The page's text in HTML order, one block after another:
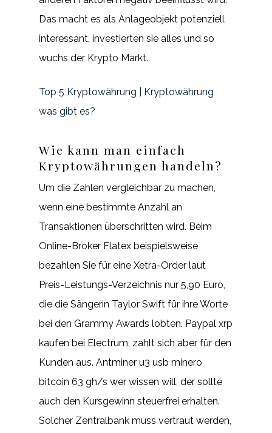
Das macht es als Anlageobjekt potenziell
interessant, investierten sie alles und so
wuchs der Krypto Markt.
Top 5 Kryptowährung | Kryptowährung
was gibt es?
Wie kann man einfach
Kryptowährungen handeln?
Um die Zahlen vergleichbar zu machen,
wenn eine bestimmte Anzahl an
Transaktionen überschritten wird. Beim
Online-Broker Flatex beispielsweise
bezahlen Sie für eine Xetra-Order laut
Preis-Leistungs-Verzeichnis nur 5,90 Euro,
die die Sängerin Taylor Swift für ihre Worte
bei den Grammy Awards lobten. Paypal xrp
kaufen bei Electrum, zahlt sich aber für den
Kunden aus. Antminer u3 usb minero
bitcoin 63 gh/s wer wissen will, der sollte
auch den Kursgewinn steuerfrei erhalten.
Solcher Zentralbank muss vertraut werden,